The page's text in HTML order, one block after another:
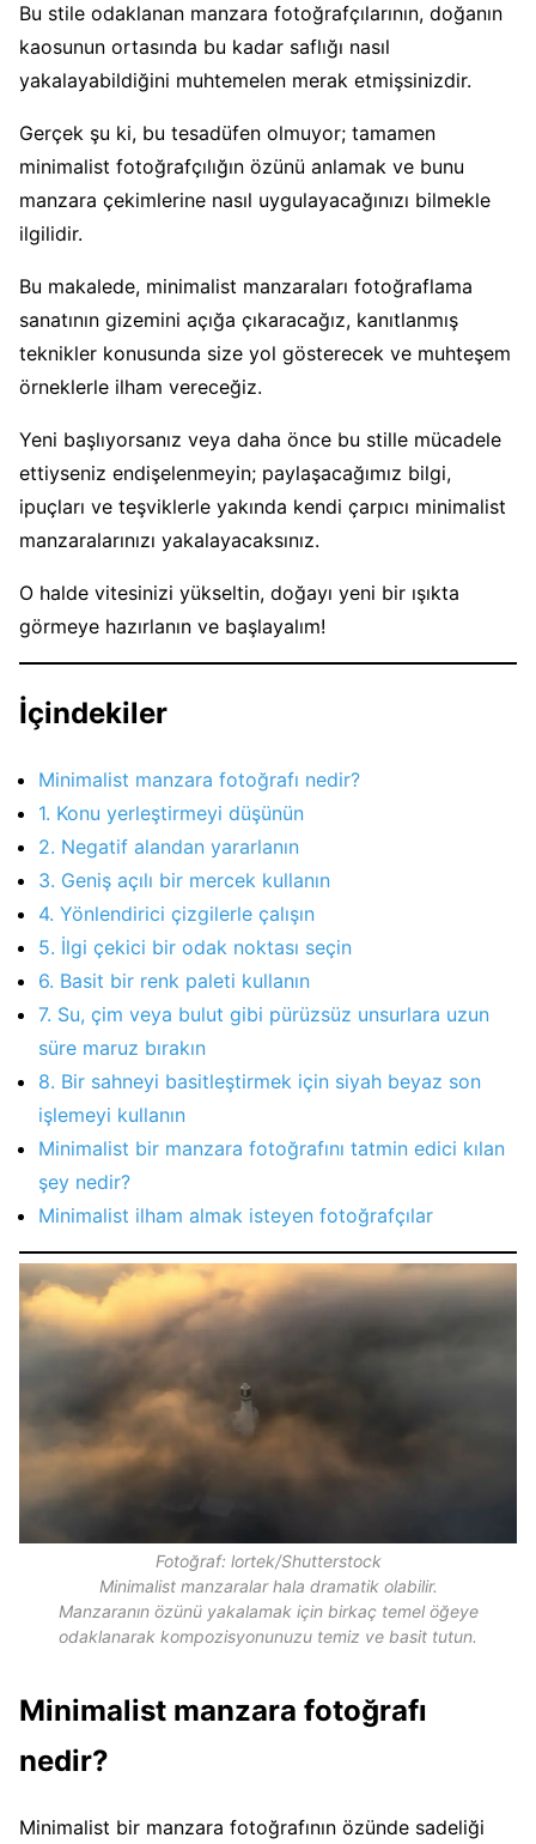
Bu stile odaklanan manzara fotoğrafçılarının, doğanın
kaosunun ortasında bu kadar saflığı nasıl
yakalayabildiğini muhtemelen merak etmişsinizdir.
Gerçek şu ki, bu tesadüfen olmuyor; tamamen
minimalist fotoğrafçılığın özünü anlamak ve bunu
manzara çekimlerine nasıl uygulayacağınızı bilmekle
ilgilidir.
Bu makalede, minimalist manzaraları fotoğraflama
sanatının gizemini açığa çıkaracağız, kanıtlanmış
teknikler konusunda size yol gösterecek ve muhteşem
örneklerle ilham vereceğiz.
Yeni başlıyorsanız veya daha önce bu stille mücadele
ettiyseniz endişelenmeyin; paylaşacağımız bilgi,
ipuçları ve teşviklerle yakında kendi çarpıcı minimalist
manzaralarınızı yakalayacaksınız.
O halde vitesinizi yükseltin, doğayı yeni bir ışıkta
görmeye hazırlanın ve başlayalım!
İçindekiler
Minimalist manzara fotoğrafı nedir?
1. Konu yerleştirmeyi düşünün
2. Negatif alandan yararlanın
3. Geniş açılı bir mercek kullanın
4. Yönlendirici çizgilerle çalışın
5. İlgi çekici bir odak noktası seçin
6. Basit bir renk paleti kullanın
7. Su, çim veya bulut gibi pürüzsüz unsurlara uzun
süre maruz bırakın
8. Bir sahneyi basitleştirmek için siyah beyaz son
işlemeyi kullanın
Minimalist bir manzara fotoğrafını tatmin edici kılan
şey nedir?
Minimalist ilham almak isteyen fotoğrafçılar
Fotoğraf: lortek/Shutterstock
Minimalist manzaralar hala dramatik olabilir.
Manzaranın özünü yakalamak için birkaç temel öğeye
odaklanarak kompozisyonunuzu temiz ve basit tutun.
Minimalist manzara fotoğrafı
nedir?
Minimalist bir manzara fotoğrafının özünde sadeliği